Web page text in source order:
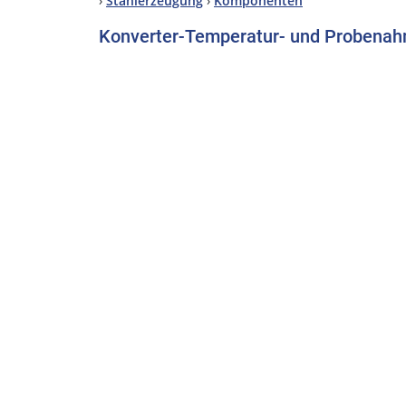
Konverter-Temperatur- und